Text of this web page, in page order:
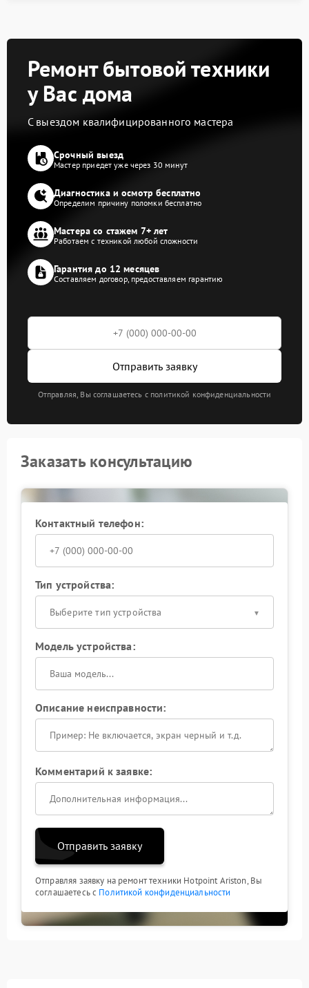
Ремонт бытовой техники
у Вас дома
С выездом квалифицированного мастера
Срочный выезд
Мастер приедет уже через 30 минут
Диагностика и осмотр бесплатно
Определим причину поломки бесплатно
Мастера со стажем 7+ лет
Работаем с техникой любой сложности
Гарантия до 12 месяцев
Составляем договор, предоставляем гарантию
Отправить заявку
Отправляя, Вы соглашаетесь с политикой конфиденциальности
Заказать консультацию
Контактный телефон:
Тип устройства:
Выберите тип устройства
Модель устройства:
Описание неисправности:
Комментарий к заявке:
Отправить заявку
Отправляя заявку на ремонт техники Hotpoint Ariston, Вы
соглашаетесь с Политикой конфиденциальности